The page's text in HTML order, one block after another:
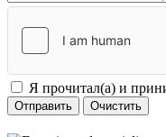
Я прочитал(а) и
Отправить Очистить